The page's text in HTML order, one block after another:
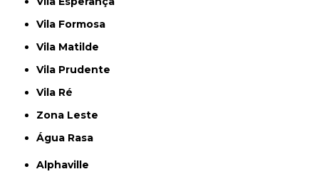
Vila Formosa
Vila Matilde
Vila Prudente
Vila Ré
Zona Leste
Água Rasa
Alphaville